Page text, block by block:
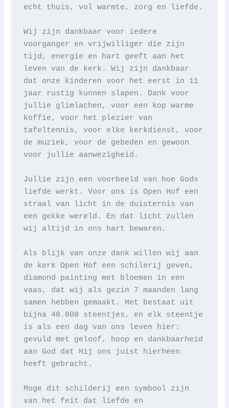
echt thuis, vol warmte, zorg en liefde.
Wij zijn dankbaar voor iedere
voorganger en vrijwilliger die zijn
tijd, energie en hart geeft aan het
leven van de kerk. Wij zijn dankbaar
dat onze kinderen voor het eerst in 11
jaar rustig kunnen slapen. Dank voor
jullie glimlachen, voor een kop warme
koffie, voor het plezier van
tafeltennis, voor elke kerkdienst, voor
de muziek, voor de gebeden en gewoon
voor jullie aanwezigheid.
Jullie zijn een voorbeeld van hoe Gods
liefde werkt. Voor ons is Open Hof een
straal van licht in de duisternis van
een gekke wereld. En dat licht zullen
wij altijd in ons hart bewaren.
Als blijk van onze dank willen wij aan
de kerk Open Hof een schilerij geven,
diamond painting met bloemen in een
vaas, dat wij als gezin 7 maanden lang
samen hebben gemaakt. Het bestaat uit
bijna 40.000 steentjes, en elk steentje
is als een dag van ons leven hier:
gevuld met geloof, hoop en dankbaarheid
aan God dat Hij ons juist hierheen
heeft gebracht.
Moge dit schilderij een symbool zijn
van het feit dat liefde en